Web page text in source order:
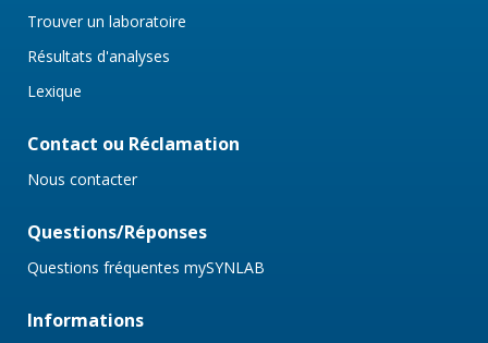
Trouver un laboratoire
Résultats d'analyses
Lexique
Contact ou Réclamation
Nous contacter
Questions/Réponses
Questions fréquentes mySYNLAB
Informations